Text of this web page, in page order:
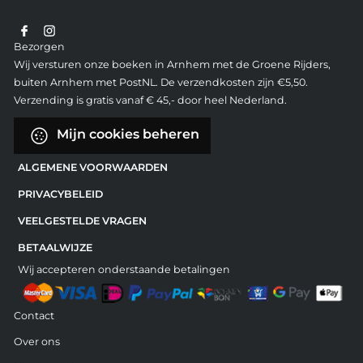
Bezorgen
Wij versturen onze boeken in Arnhem met de Groene Rijders,
buiten Arnhem met PostNL. De verzendkosten zijn €5,50.
Verzending is gratis vanaf € 45,- door heel Nederland.
Mijn cookies beheren
ALGEMENE VOORWAARDEN
PRIVACYBELEID
VEELGESTELDE VRAGEN
BETAALWIJZE
Wij accepteren onderstaande betalingen
Contact
Over ons